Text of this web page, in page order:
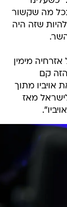
בכל מה שקשור
שזה היה
מימין
קם
אויביו מתוך
מאז